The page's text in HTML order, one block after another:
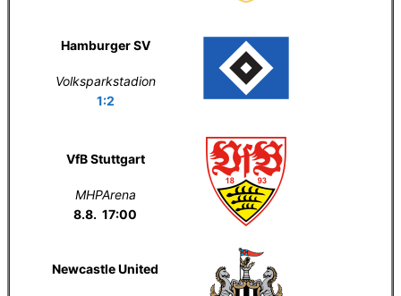
Hamburger SV
Volksparkstadion
1:2
VfB Stuttgart
MHPArena
8.8. 17:00
Newcastle United